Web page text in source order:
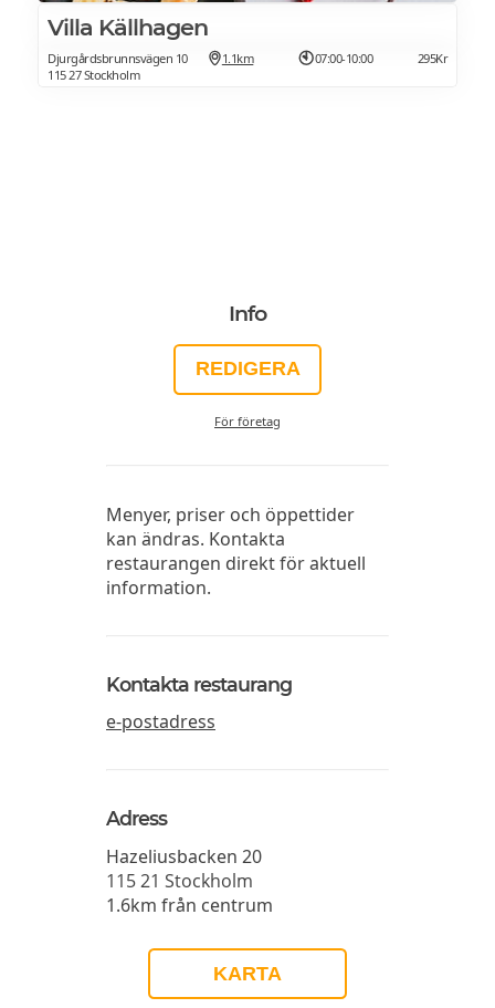
Villa Källhagen
Djurgårdsbrunnsvägen 10
115 27 Stockholm
1.1km 07:00-10:00 295Kr
Info
REDIGERA
För företag
Menyer, priser och öppettider
kan ändras. Kontakta
restaurangen direkt för aktuell
information.
Kontakta restaurang
e-postadress
Adress
Hazeliusbacken 20
115 21 Stockholm
1.6km från centrum
KARTA